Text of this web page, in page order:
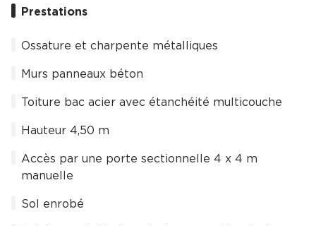
Prestations
Ossature et charpente métalliques
Murs panneaux béton
Toiture bac acier avec étanchéité multicouche
Hauteur 4,50 m
Accès par une porte sectionnelle 4 x 4 m
manuelle
Sol enrobé